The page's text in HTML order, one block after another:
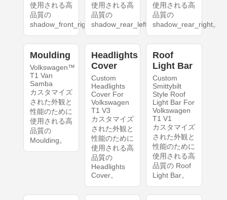
使用される高
品質の
shadow_front_right。
使用される高
品質の
shadow_rear_left。
使用される高
品質の
shadow_rear_right。
Moulding
Volkswagen™
T1 Van
Samba
カスタマイズ
された外観と
性能のために
使用される高
品質の
Moulding。
Headlights
Cover
Custom
Headlights
Cover For
Volkswagen
T1 V3
カスタマイズ
された外観と
性能のために
使用される高
品質の
Headlights
Cover。
Roof
Light Bar
Custom
Smittybilt
Style Roof
Light Bar For
Volkswagen
T1 V1
カスタマイズ
された外観と
性能のために
使用される高
品質の Roof
Light Bar。